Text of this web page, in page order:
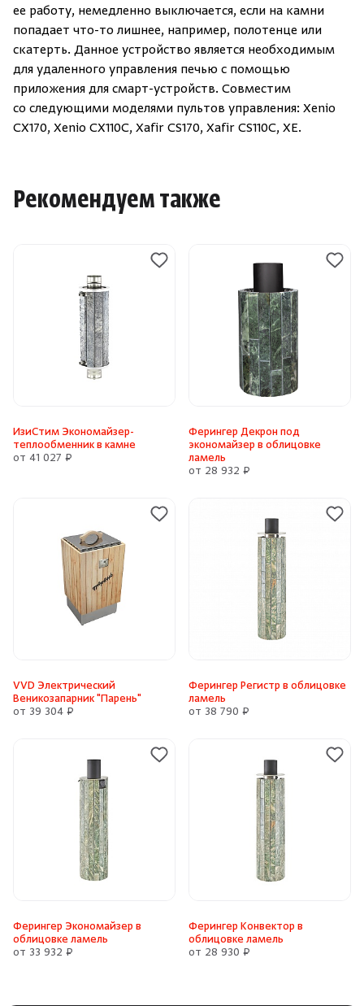
ее работу, немедленно выключается, если на камни
попадает что-то лишнее, например, полотенце или
скатерть. Данное устройство является необходимым
для удаленного управления печью с помощью
приложения для смарт-устройств. Совместим
со следующими моделями пультов управления: Xenio
CX170, Xenio CX110C, Xafir CS170, Xafir CS110C, XE.
Рекомендуем также
ИзиСтим Экономайзер-
теплообменник в камне
от 41 027 ₽
Ферингер Декрон под
экономайзер в облицовке
ламель
от 28 932 ₽
VVD Электрический
Веникозапарник "Парень"
от 39 304 ₽
Ферингер Регистр в облицовке
ламель
от 38 790 ₽
Ферингер Экономайзер в
облицовке ламель
от 33 932 ₽
Ферингер Конвектор в
облицовке ламель
от 28 930 ₽